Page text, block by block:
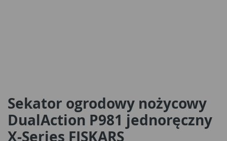
Sekator ogrodowy nożycowy
DualAction P981 jednoręczny
X-Series FISKARS